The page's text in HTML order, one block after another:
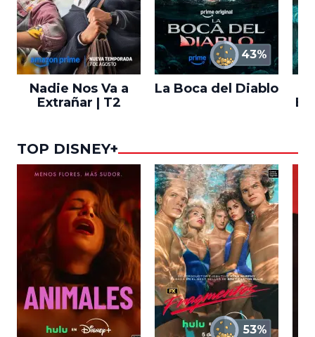
Nadie Nos Va a
Extrañar | T2
43%
La Boca del Diablo
TOP DISNEY+
53%